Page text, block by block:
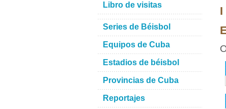
I
Libro de visitas
Series de Béisbol
Equipos de Cuba
Estadios de béisbol
Provincias de Cuba
Reportajes